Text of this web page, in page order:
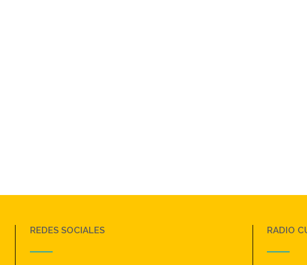
REDES SOCIALES RADIO